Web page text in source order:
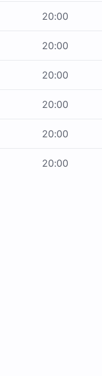
20:00
20:00
20:00
20:00
20:00
20:00